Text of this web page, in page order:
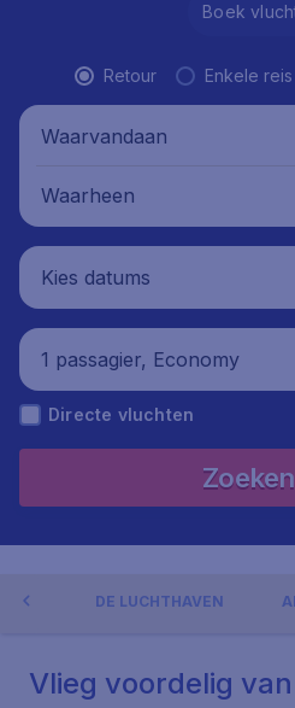
Boek
Retour Enkele reis
Waarvandaan
Waarheen
Kies datums
1 passagier, Economy
Directe vluchten
Zoeken
DE LUCHTHAVEN
Vlieg voordelig